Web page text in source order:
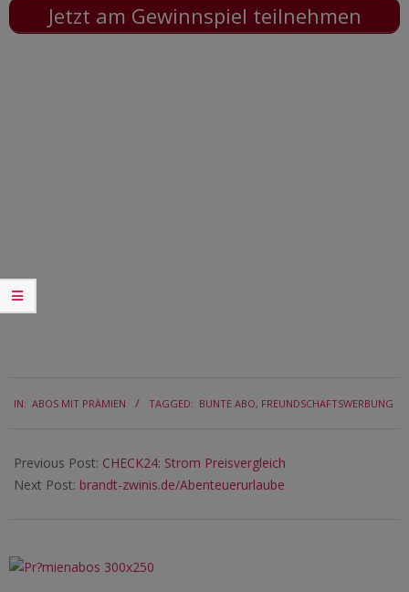
Jetzt am Gewinnspiel teilnehmen
02-
IN: ABOS MIT PRÄMIEN TAGGED: BUNTE ABO, FREUNDSCHAFTSWERBUNG
Previous Post: CHECK24: Strom Preisvergleich
Next Post: brandt-zwinis.de/Abenteuerurlaube